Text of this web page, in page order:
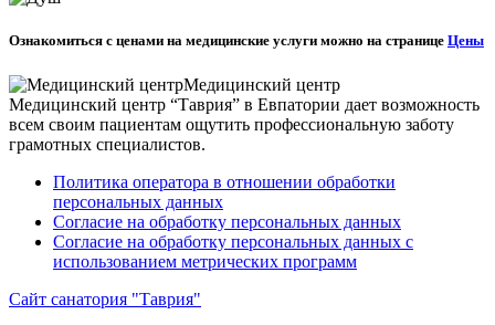
Ознакомиться с ценами на медицинские услуги можно на странице Цены
Медицинский центр
Медицинский центр “Таврия” в Евпатории дает возможность
всем своим пациентам ощутить профессиональную заботу
грамотных специалистов.
Политика оператора в отношении обработки
персональных данных
Согласие на обработку персональных данных
Согласие на обработку персональных данных с
использованием метрических программ
Сайт санатория "Таврия"